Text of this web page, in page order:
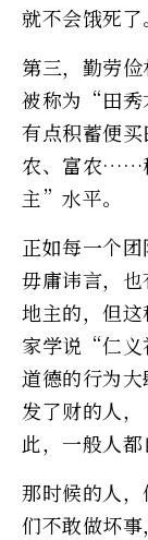
就不会饿死了。
第三，勤劳
被称为“田秀
有点积蓄便
农、富农……
主”水平。
正如每一个团
毋庸讳言，
地主的，但
家学说“仁义
道德的行为
发了财的人
此，一般人都
那时候的人
们不敢做坏